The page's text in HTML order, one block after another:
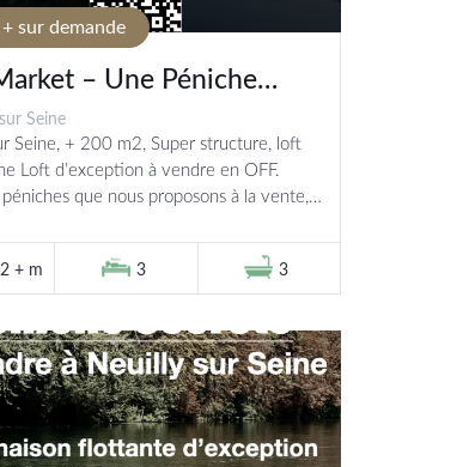
sur demande
– Une Péniche
à Neuilly sur Seine
Seine
Seine, + 200 m2, Super structure, loft
Loft d’exception à vendre en OFF.
péniches que nous proposons à la vente,
+ m 3 3